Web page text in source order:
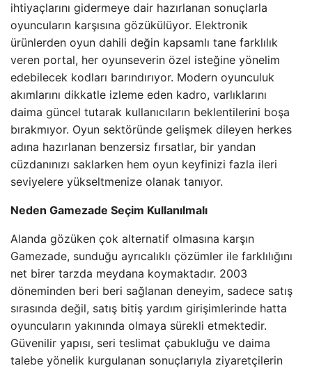
ihtiyaçlarını gidermeye dair hazırlanan sonuçlarla
oyuncuların karşısına gözükülüyor. Elektronik
ürünlerden oyun dahili değin kapsamlı tane farklılık
veren portal, her oyunseverin özel isteğine yönelim
edebilecek kodları barındırıyor. Modern oyunculuk
akımlarını dikkatle izleme eden kadro, varlıklarını
daima güncel tutarak kullanıcıların beklentilerini boşa
bırakmıyor. Oyun sektöründe gelişmek dileyen herkes
adına hazırlanan benzersiz fırsatlar, bir yandan
cüzdanınızı saklarken hem oyun keyfinizi fazla ileri
seviyelere yükseltmenize olanak tanıyor.
Neden Gamezade Seçim Kullanılmalı
Alanda gözüken çok alternatif olmasına karşın
Gamezade, sunduğu ayrıcalıklı çözümler ile farklılığını
net birer tarzda meydana koymaktadır. 2003
döneminden beri beri sağlanan deneyim, sadece satış
sırasında değil, satış bitiş yardım girişimlerinde hatta
oyuncuların yakınında olmaya sürekli etmektedir.
Güvenilir yapısı, seri teslimat çabukluğu ve daima
talebe yönelik kurgulanan sonuçlarıyla ziyaretçilerin